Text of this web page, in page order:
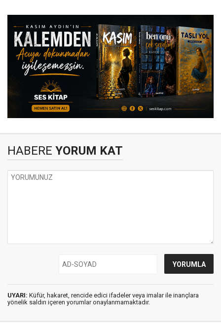
HABERE YORUM KAT
UYARI: Küfür, hakaret, rencide edici ifadeler veya imalar ile inançlara
yönelik saldırı içeren yorumlar onaylanmamaktadır.